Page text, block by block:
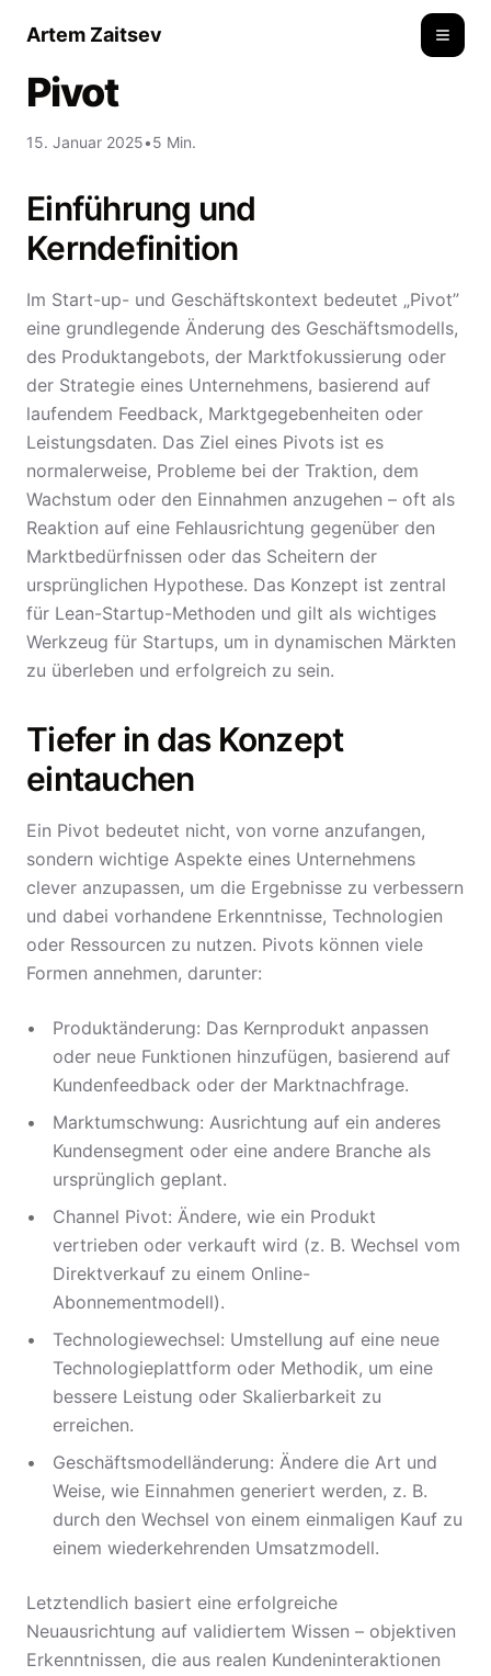
Artem Zaitsev
Pivot
15. Januar 2025•5 Min.
Einführung und
Kerndefinition
Im Start-up- und Geschäftskontext bedeutet „Pivot”
eine grundlegende Änderung des Geschäftsmodells,
des Produktangebots, der Marktfokussierung oder
der Strategie eines Unternehmens, basierend auf
laufendem Feedback, Marktgegebenheiten oder
Leistungsdaten. Das Ziel eines Pivots ist es
normalerweise, Probleme bei der Traktion, dem
Wachstum oder den Einnahmen anzugehen – oft als
Reaktion auf eine Fehlausrichtung gegenüber den
Marktbedürfnissen oder das Scheitern der
ursprünglichen Hypothese. Das Konzept ist zentral
für Lean-Startup-Methoden und gilt als wichtiges
Werkzeug für Startups, um in dynamischen Märkten
zu überleben und erfolgreich zu sein.
Tiefer in das Konzept
eintauchen
Ein Pivot bedeutet nicht, von vorne anzufangen,
sondern wichtige Aspekte eines Unternehmens
clever anzupassen, um die Ergebnisse zu verbessern
und dabei vorhandene Erkenntnisse, Technologien
oder Ressourcen zu nutzen. Pivots können viele
Formen annehmen, darunter:
Produktänderung: Das Kernprodukt anpassen
oder neue Funktionen hinzufügen, basierend auf
Kundenfeedback oder der Marktnachfrage.
Marktumschwung: Ausrichtung auf ein anderes
Kundensegment oder eine andere Branche als
ursprünglich geplant.
Channel Pivot: Ändere, wie ein Produkt
vertrieben oder verkauft wird (z. B. Wechsel vom
Direktverkauf zu einem Online-
Abonnementmodell).
Technologiewechsel: Umstellung auf eine neue
Technologieplattform oder Methodik, um eine
bessere Leistung oder Skalierbarkeit zu
erreichen.
Geschäftsmodelländerung: Ändere die Art und
Weise, wie Einnahmen generiert werden, z. B.
durch den Wechsel von einem einmaligen Kauf zu
einem wiederkehrenden Umsatzmodell.
Letztendlich basiert eine erfolgreiche
Neuausrichtung auf validiertem Wissen – objektiven
Erkenntnissen, die aus realen Kundeninteraktionen